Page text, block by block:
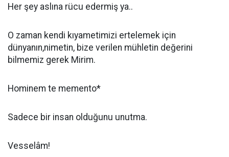
Her şey aslına rücu edermiş ya..
O zaman kendi kıyametimizi ertelemek için
dünyanın,nimetin, bize verilen mühletin değerini
bilmemiz gerek Mirim.
Hominem te memento*
Sadece bir insan olduğunu unutma.
Vesselâm!